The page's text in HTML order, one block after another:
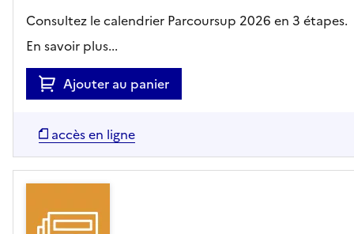
Consultez le calendrier Parcoursup 2026 en 3 étapes.
En savoir plus...
Ajouter au panier
accès en ligne